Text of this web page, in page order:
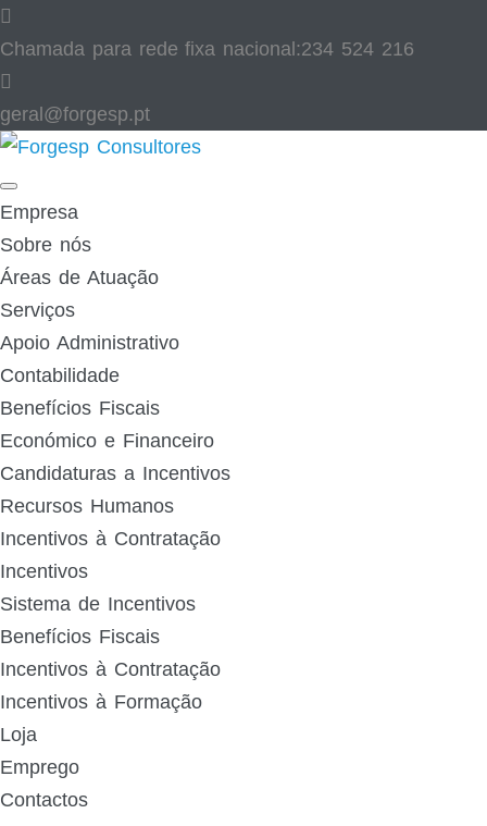
Skip
to
content
Chamada para rede fixa nacional:234 524 216
geral@forgesp.pt​
Facebook
Linked
In
Empresa
Sobre nós
Áreas de Atuação
Serviços
Apoio Administrativo
Contabilidade
Benefícios Fiscais
Económico e Financeiro
Candidaturas a Incentivos
Recursos Humanos
Incentivos à Contratação
Incentivos
Sistema de Incentivos
Benefícios Fiscais
Incentivos à Contratação
Incentivos à Formação
Loja
Emprego
Contactos